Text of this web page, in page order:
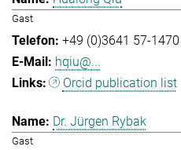
Gast
+49 (0)3641 57-1470
hqiu@...
Orcid publication list
Dr. Jürgen Rybak
Gast